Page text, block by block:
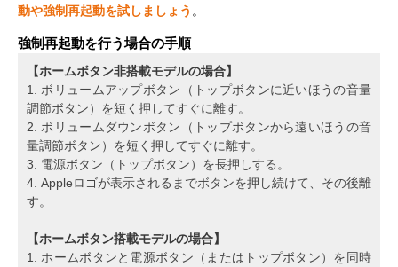
動や強制再起動を試しましょう 。
強制再起動を行う場合の手順
【ホームボタン非搭載モデルの場合】
1. ボリュームアップボタン（トップボタンに近いほうの音量
調節ボタン）を短く押してすぐに離す。
2. ボリュームダウンボタン（トップボタンから遠いほうの音
量調節ボタン）を短く押してすぐに離す。
3. 電源ボタン（トップボタン）を長押しする。
4. Appleロゴが表示されるまでボタンを押し続けて、その後離
す。
【ホームボタン搭載モデルの場合】
1. ホームボタンと電源ボタン（またはトップボタン）を同時